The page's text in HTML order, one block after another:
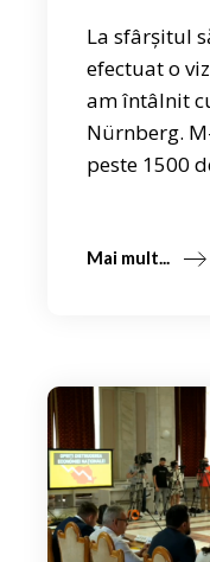
La sfârșitul
efectuat o
am întâlnit
Nürnberg.
peste 1500
Mai mult...